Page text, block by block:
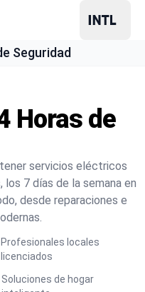
Seguridad
Horas de
servicios eléctricos
7 días de la semana en
desde reparaciones e
Profesionales locales
licenciados
Soluciones de hogar